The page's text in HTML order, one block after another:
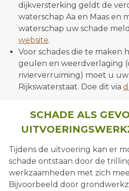
dijkversterking geldt de
waterschap Aa en Maas en
waterschap uw schade
website.
Voor schades die te maken
geulen en weerdverlaging
rivierverruiming) moet u
Rijkswaterstaat. Doe dit via
SCHADE ALS
Tijdens de uitvoering kan er
schade ontstaan door de
werkzaamheden met zich
Bijvoorbeeld door